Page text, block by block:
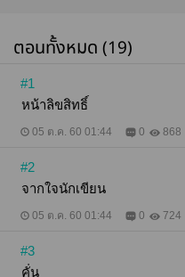
ตอนทั้งหมด (19)
#1
หน้าลิขสิทธิ์
05 ต.ค. 60 01:44 0 868
#2
จากใจนักเขียน
05 ต.ค. 60 01:44 0 724
#3
คั่น